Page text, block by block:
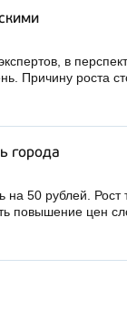
в
Причину роста
города
на 50 рублей.
повышение цен